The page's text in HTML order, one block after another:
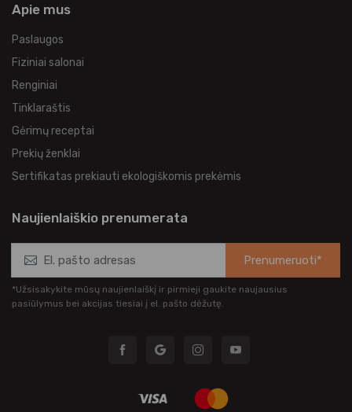
Apie mus
Paslaugos
Fiziniai salonai
Renginiai
Tinklaraštis
Gėrimų receptai
Prekių ženklai
Sertifikatas prekiauti ekologiškomis prekėmis
Naujienlaiškio prenumerata
Prenumeruoti*
*Užsisakykite mūsų naujienlaiškį ir pirmieji gaukite naujausius
pasiūlymus bei akcijas tiesiai į el. pašto dėžutę.